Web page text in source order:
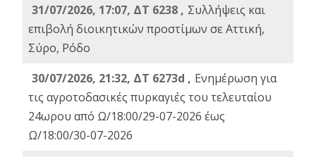
31/07/2026, 17:07, ΔΤ 6238 , Συλλήψεις και
επιβολή διοικητικών προστίμων σε Αττική,
Σύρο, Ρόδο
30/07/2026, 21:32, ΔΤ 6273d , Ενημέρωση για
τις αγροτοδασικές πυρκαγιές του τελευταίου
24ωρου από Ω/18:00/29-07-2026 έως
Ω/18:00/30-07-2026